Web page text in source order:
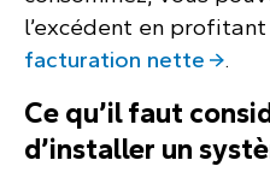
l’excédent en
facturation nette
.
Ce qu’il faut
d’installer un